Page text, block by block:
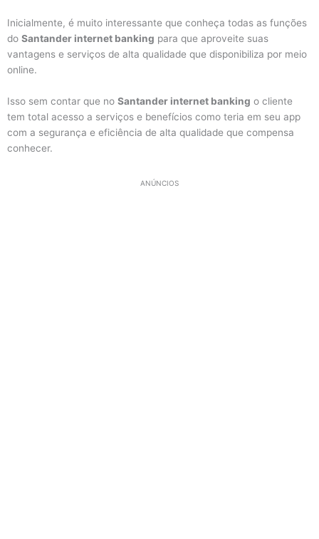
Inicialmente, é muito interessante que conheça todas as funções
do Santander internet banking para que aproveite suas
vantagens e serviços de alta qualidade que disponibiliza por meio
online.
Isso sem contar que no Santander internet banking o cliente
tem total acesso a serviços e benefícios como teria em seu app
com a segurança e eficiência de alta qualidade que compensa
conhecer.
ANÚNCIOS